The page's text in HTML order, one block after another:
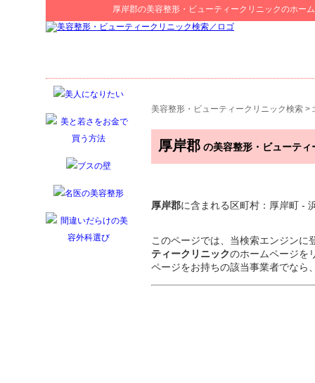
厚岸郡の美容整形・ビューティークリニックのホー
美容整形・ビューティークリニック検索 >
厚岸郡 の美容整形・ビューティ
厚岸郡に含まれる区町村：厚岸町 -
このページでは、当検索エンジンに
ティークリニックのホームページを
ページをお持ちの該当事業者でなら